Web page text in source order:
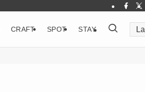
CRAFT SPOT STAY